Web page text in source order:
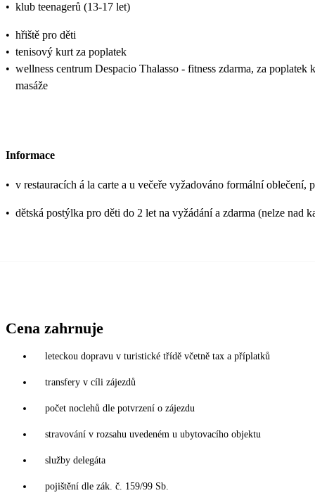
• klub teenagerů (13-17 let)
• hřiště pro děti
• tenisový kurt za poplatek
• wellness centrum Despacio Thalasso - fitness zdarma, za poplatek
masáže
Informace
• v restauracích á la carte a u večeře vyžadováno formální oblečení,
• dětská postýlka pro děti do 2 let na vyžádání a zdarma (nelze nad
Cena zahrnuje
leteckou dopravu v turistické třídě včetně tax a příplatků
transfery v cíli zájezdů
počet noclehů dle potvrzení o zájezdu
stravování v rozsahu uvedeném u ubytovacího objektu
služby delegáta
pojištění dle zák. č. 159/99 Sb.